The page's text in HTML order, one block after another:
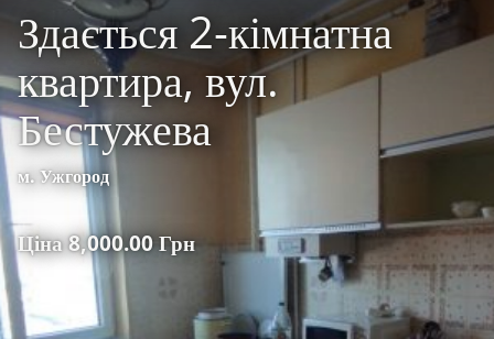
Здається 2-кімнатна
квартира, вул.
Бестужева
м. Ужгород
Ціна 8,000.00 Грн